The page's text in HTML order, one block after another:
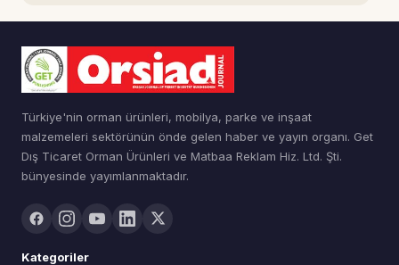
Türkiye'nin orman ürünleri, mobilya, parke ve inşaat
malzemeleri sektörünün önde gelen haber ve yayın organı. Get
Dış Ticaret Orman Ürünleri ve Matbaa Reklam Hiz. Ltd. Şti.
bünyesinde yayımlanmaktadır.
Kategoriler